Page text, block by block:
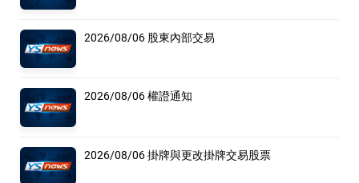
2026/08/06 股東內部交易
2026/08/06 權證通知
2026/08/06 掛牌與更改掛牌交易股票